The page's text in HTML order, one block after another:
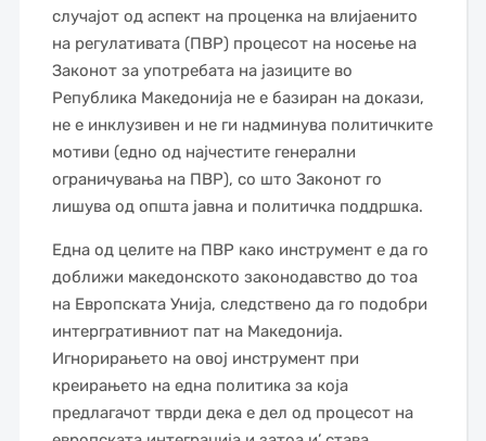
случајот од аспект на проценка на влијаенито
на регулативата (ПВР) процесот на носење на
Законот за употребата на јазиците во
Република Македонија не е базиран на докази,
не е инклузивен и не ги надминува политичките
мотиви (едно од најчестите генерални
ограничувања на ПВР), со што Законот го
лишува од општа јавна и политичка поддршка.
Една од целите на ПВР како инструмент е да го
доближи македонското законодавство до тоа
на Европската Унија, следствено да го подобри
интергративниот пат на Македонија.
Игнорирањето на овој инструмент при
креирањето на една политика за која
предлагачот тврди дека е дел од процесот на